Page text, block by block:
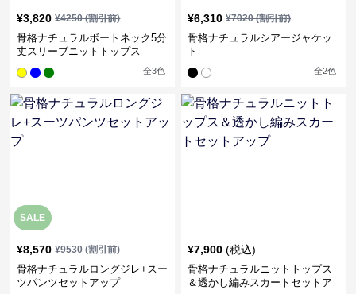
¥3,820 ¥4250(割引前)
骨格ナチュラルボートネック5分
丈スリーブニットトップス
全3色
¥6,310 ¥7020(割引前)
骨格ナチュラルシアージャケッ
ト
全2色
SALE
¥8,570 ¥9530(割引前)
骨格ナチュラルロングジレ+スー
ツパンツセットアップ
¥7,900 (税込)
骨格ナチュラルニットトップス
＆透かし編みスカートセットア